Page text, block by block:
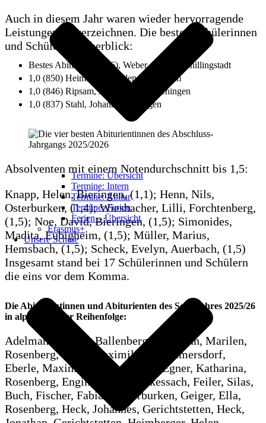
Termine: Übersicht
Termine: Intern
Termine: Abitur
Termine: Ferien
Ferien – Übersicht
Erasmus+
Unsere Schule
Auch in diesem Jahr waren wieder hervorragende
Leistungen zu verzeichnen. Die besten Schülerinnen
und Schüler im Überblick:
Bestes Abitur: 1,0 (856), Weber, Emma, Schillingstadt
1,0 (850) Heimberger, Helen, Adelsheim
1,0 (846) Ripsam, Madeleine, Berlichingen
1,0 (837) Stahl, Johanna, Bieringen
Absolventen mit einem Notendurchschnitt bis 1,5:
Knapp, Helen, Bieringen, (1,1); Henn, Nils,
Osterburken, (1,4); Wiesbacher, Lilli, Forchtenberg,
(1,5); Noe, David, Bieringen, (1,5); Simonides,
Madita, Eubigheim, (1,5); Müller, Marius,
Hemsbach, (1,5); Scheck, Evelyn, Auerbach, (1,5)
Insgesamt stand bei 17 Schülerinnen und Schülern
die eins vor dem Komma.
Die Abiturientinnen und Abiturienten des Schuljahres 2025/26
in alphabetischer Reihenfolge:
Adelmann, Helen, Ballenberg, Baumann, Marilen,
Rosenberg, Beck, Maximilian, Gommersdorf,
Eberle, Maximilian, Rosenberg, Egner, Katharina,
Rosenberg, Engin, Luca, Oberkessach, Feiler, Silas,
Buch, Fischer, Fabian, Osterburken, Geiger, Ella,
Rosenberg, Heck, Johannes, Gerichtstetten, Heck,